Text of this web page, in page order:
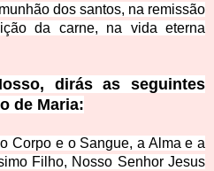
dos santos, na remissão
da carne, na vida eterna
dirás as seguintes
de Maria:
Corpo e o Sangue, a Alma e a
Filho, Nosso Senhor Jesus